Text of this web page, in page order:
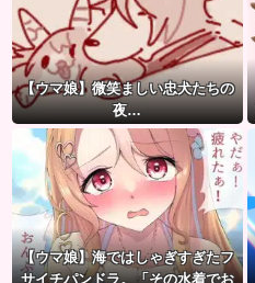
【ウマ娘】微笑ましい忠犬たちの
夜…
【ウマ娘】海ではしゃぎすぎたフ
サイチパンドラ。「その水着でお